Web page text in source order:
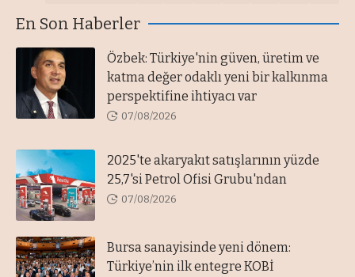
En Son Haberler
Özbek: Türkiye'nin güven, üretim ve
katma değer odaklı yeni bir kalkınma
perspektifine ihtiyacı var
07/08/2026
2025'te akaryakıt satışlarının yüzde
25,7'si Petrol Ofisi Grubu'ndan
07/08/2026
Bursa sanayisinde yeni dönem:
Türkiye’nin ilk entegre KOBİ